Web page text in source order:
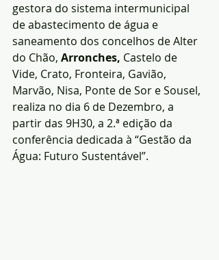
gestora do sistema intermunicipal
de abastecimento de água e
saneamento dos concelhos de Alter
do Chão, Arronches, Castelo de
Vide, Crato, Fronteira, Gavião,
Marvão, Nisa, Ponte de Sor e Sousel,
realiza no dia 6 de Dezembro, a
partir das 9H30, a 2.ª edição da
conferência dedicada à “Gestão da
Água: Futuro Sustentável”.